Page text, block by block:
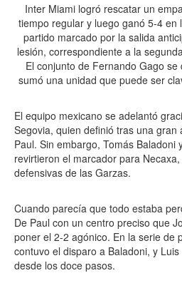
Inter Miami logró rescatar un
tiempo regular y luego ganó 5-4 en
partido marcado por la salida
lesión, correspondiente a la
El conjunto de Fernando Gago
sumó una unidad que puede ser
El equipo mexicano se adelantó
Segovia, quien definió tras una gran
Paul. Sin embargo, Tomás Baladoni
revirtieron el marcador para
defensivas de las Garzas.
Cuando parecía que todo estaba
De Paul con un centro preciso que
poner el 2-2 agónico. En la serie de
contuvo el disparo a Baladoni, y
desde los doce pasos.